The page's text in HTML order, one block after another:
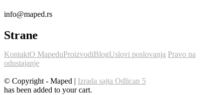
info@maped.rs
Strane
KontaktO MapeduProizvodiBlogUslovi poslovanja Pravo na
odustajanje
© Copyright - Maped | Izrada sajta Odlican 5
has been added to your cart.